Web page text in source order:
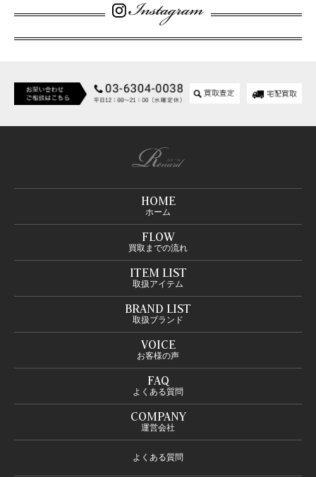
HOME
ホーム
FLOW
買取までの流れ
ITEM LIST
取扱アイテム
BRAND LIST
取扱ブランド
VOICE
お客様の声
FAQ
よくある質問
COMPANY
運営会社
よくある質問